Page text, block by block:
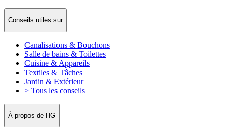
Conseils utiles sur
Canalisations & Bouchons
Salle de bains & Toilettes
Cuisine & Appareils
Textiles & Tâches
Jardin & Extérieur
> Tous les conseils
À propos de HG